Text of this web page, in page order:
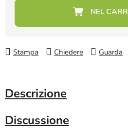
Prezzo della misura:
Stampa Chiedere Guarda
Descrizione
Discussione